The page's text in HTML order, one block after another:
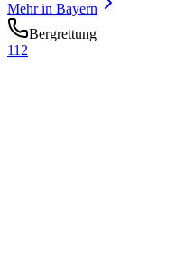
Mehr in Bayern
Bergrettung
112